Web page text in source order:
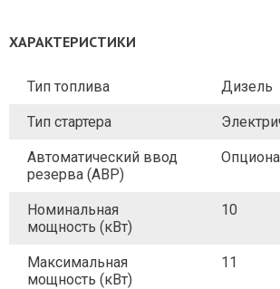
ХАРАКТЕРИСТИКИ
Тип топлива Дизель
Тип стартера
Автоматический ввод
резерва (АВР)
Номинальная
мощность (кВт)
10
Максимальная
мощность (кВт)
11